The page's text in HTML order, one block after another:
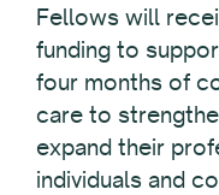
Fellows will
funding to
four months of
care to
expand their
individuals and